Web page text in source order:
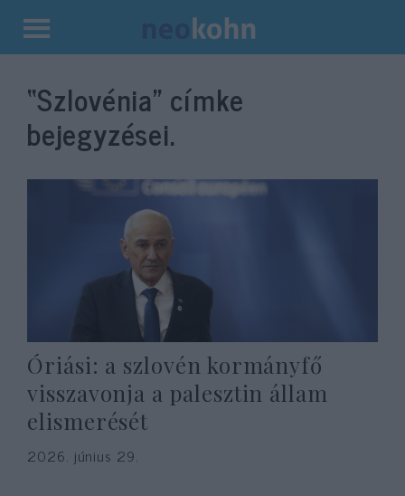
Kilépés
tartalomba
“Szlovénia” címke
bejegyzései.
Óriási: a szlovén kormányfő
visszavonja a palesztin állam
elismerését
2026. június 29.